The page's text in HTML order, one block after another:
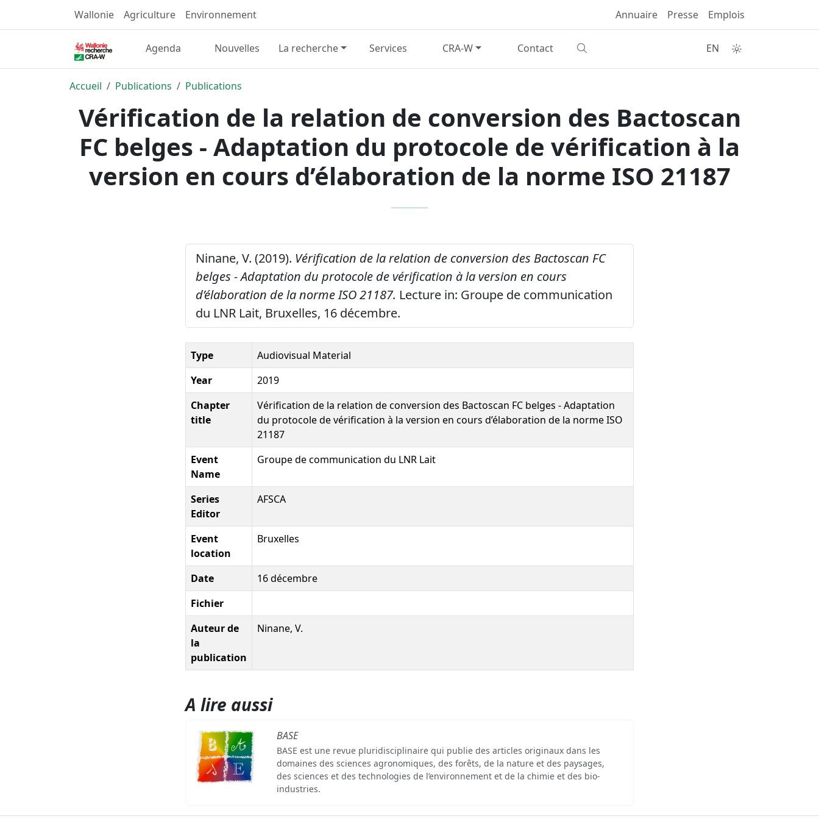
Wallonie Agriculture Environnement Annuaire Presse Emplois
Agenda Nouvelles La recherche Services CRA-W Contact EN
Accueil Publications Publications
Vérification de la relation de conversion des Bactoscan
FC belges - Adaptation du protocole de vérification à la
version en cours d’élaboration de la norme ISO 21187
Ninane, V. (2019). Vérification de la relation de conversion des Bactoscan FC
belges - Adaptation du protocole de vérification à la version en cours
d’élaboration de la norme ISO 21187. Lecture in: Groupe de communication
du LNR Lait, Bruxelles, 16 décembre.
Type
Audiovisual Material
Year
2019
Chapter
title
Vérification de la relation de conversion des Bactoscan FC belges - Adaptation
du protocole de vérification à la version en cours d’élaboration de la norme ISO
21187
Event
Name
Groupe de communication du LNR Lait
Series
Editor
AFSCA
Event
location
Bruxelles
Date
16 décembre
Fichier
Auteur de
la
publication
Ninane, V.
A lire aussi
BASE
BASE est une revue pluridisciplinaire qui publie des articles originaux dans les
domaines des sciences agronomiques, des forêts, de la nature et des paysages,
des sciences et des technologies de l’environnement et de la chimie et des bio-
industries.